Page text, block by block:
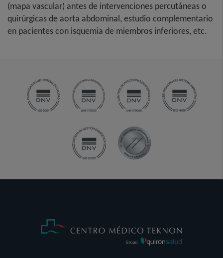
(mapa vascular) antes de intervenciones percutáneas o
quirúrgicas de aorta abdominal, estudio complementario
en pacientes con isquemia de miembros inferiores, etc.